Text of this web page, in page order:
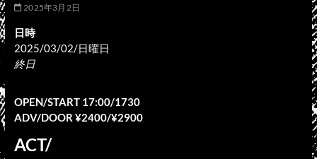
2025年3月2日
日時
2025/03/02/日曜日
終日
OPEN/START 17:00/1730
ADV/DOOR ¥2400/¥2900
ACT/